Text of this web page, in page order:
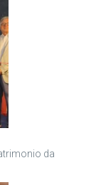
da